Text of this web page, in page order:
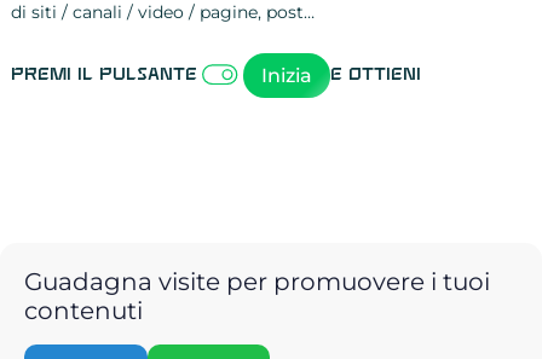
di siti / canali / video / pagine, post…
Premi il pulsante Inizia e ottieni
Guadagna visite per promuovere i tuoi
contenuti